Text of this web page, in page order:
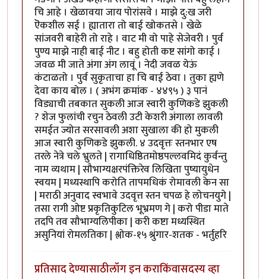
चि आहे । खेळावया जाय पोरांसवे । माझे दु:ख जरी
ऎकशील सई । ह्यातारा तो बाई खोकतसे । खेळे
सांजवरी बाहेरी तो राहे । वाट मी वो पाहे सेजेवरी । पुर्व
पुण्य माझे नाही बाई नीट । बहु होती कष्ट सांगो काई ।
जवळ मी जाते अंगा अंग लावूं । नेदी जवळ येऊं
कंटाळतो । पुर्व सुकृताचा हा चि बाई ठेवा । तुका ह्यणे
देवा काय बोल । ( अभंग क्रमांक - ४४९५ ) ३ पानं
विड्याची तबकात सुकली आज स्वारी कुणिकडे झुकली
? शेज फुलांची रचुन ठेवली उटी केशरी अंगाला लावली
समईत ज्योत सरसावली अशा सुखाला की हो मुकली
आज स्वारी कुणिकडे झुकली. ४ उदवृत्तः स्तनभार एष
तरले नेत्रे चले भ्रुलते | रागाधिष्ठितमोष्ठपल्लवमिदं कुर्वन्तु
नाम व्यथाम | सौभाग्यक्षरपंक्तिरेव लिखिता पुष्यायुधेन
स्वयम | मध्यस्थापि करोति तापमधिकं रोमावली केन सा
| मराठी अनुवाद स्वभावे उदवृत्त स्तन चपळ हे लोचनयुगे |
तसा रागी ओष्ट प्रकृतिकुटिल भूभ्रमण गे | करो पीडा माते
तदपि तव सौभाग्यलिपीका | करी कष्टा मध्यस्थित
असुनियां रोमलतिका | श्लोक-१५ श्रुंगार-शतक - भर्तुहरि
प्रतिसाद देण्यासाठीलॉग इन कराकिंवासदस्य व्हा